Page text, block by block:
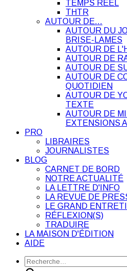
TEMPS RÉEL
THTR
AUTOUR DE…
AUTOUR DU
BRISE-LAMES
AUTOUR DE
AUTOUR DE
AUTOUR DE
AUTOUR DE
QUOTIDIEN
AUTOUR DE
TEXTE
AUTOUR DE
EXTENSIONS
PRO
LIBRAIRES
JOURNALISTES
BLOG
CARNET DE BORD
NOTRE ACTUALITÉ
LA LETTRE D'INFO
LA REVUE DE
LE GRAND
RÉFLEXION(S)
TRADUIRE
LA MAISON D'ÉDITION
AIDE